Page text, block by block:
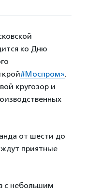
ко Дню
#Моспром».
кругозор и
от шести до
приятные
с небольшим